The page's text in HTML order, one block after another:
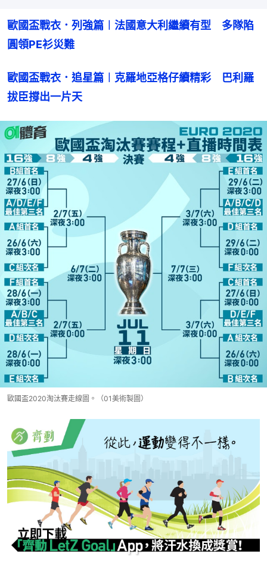
歐國盃戰衣．列強篇︱法國意大利繼續有型　多隊陷
圓領PE衫災難
歐國盃戰衣．追星篇︱克羅地亞格仔續精彩　巴利羅
拔臣撐出一片天
歐國盃2020淘汰賽走線圖。（01美術製圖）